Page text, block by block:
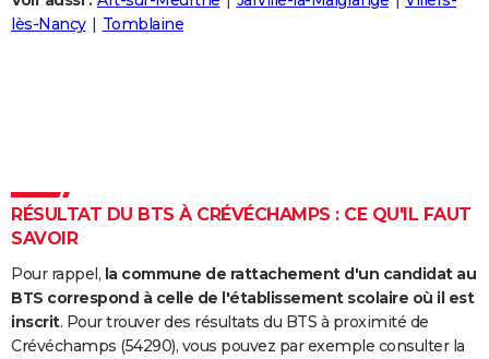
Destinations
City break
Voyage nature
Voyage de noces
Forum
Climat
+
PHOTO
Carte de Noël
Carte Bonne année
Carte Saint-Valentin
Carte Pâques
Carte d'anniversaire
DICTIONNAIRE
Dictionnaire
Biographies
Citations
Expressions
Proverbes
PROGRAMME TV
COPAINS D'AVANT
S'inscrire
Se connecter
Lycées
Collèges
Primaires
Universités
Entreprises
Service militaire
Avis de recherche
AVIS DE DÉCÈS
lès-Nancy
Tomblaine
RÉSULTAT DU BTS À CRÉVÉCHAMPS : CE QU'IL FAUT
SAVOIR
Pour rappel, la commune de rattachement d'un candidat au
BTS correspond à celle de l'établissement scolaire où il est
inscrit. Pour trouver des résultats du BTS à proximité de
Crévéchamps (54290), vous pouvez par exemple consulter la